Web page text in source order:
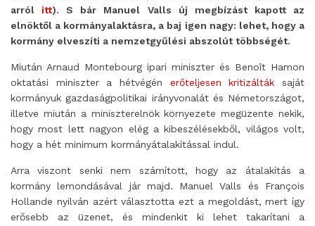
arról itt). S bár Manuel Valls új megbízást kapott az
elnöktől a kormányalaktásra, a baj igen nagy: lehet, hogy a
kormány elveszíti a nemzetgyűlési abszolút többségét.
Miután Arnaud Montebourg ipari miniszter és Benoît Hamon
oktatási miniszter a hétvégén erőteljesen kritizálták saját
kormányuk gazdaságpolitikai irányvonalát és Németországot,
illetve miután a miniszterelnök környezete megüzente nekik,
hogy most lett nagyon elég a kibeszélésekből, világos volt,
hogy a hét minimum kormányátalakítással indul.
Arra viszont senki nem számított, hogy az átalakítás a
kormány lemondásával jár majd. Manuel Valls és François
Hollande nyilván azért választotta ezt a megoldást, mert így
erősebb az üzenet, és mindenkit ki lehet takarítani a